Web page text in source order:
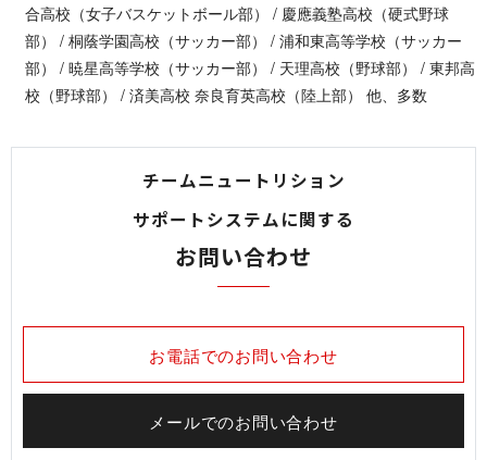
合高校（女子バスケットボール部） / 慶應義塾高校（硬式野球
部） / 桐蔭学園高校（サッカー部） / 浦和東高等学校（サッカー
部） / 暁星高等学校（サッカー部） / 天理高校（野球部） / 東邦高
校（野球部） / 済美高校 奈良育英高校（陸上部） 他、多数
チームニュートリション
サポートシステムに関する
お問い合わせ
お電話でのお問い合わせ
メールでのお問い合わせ